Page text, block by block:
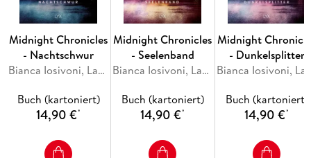
Midnight Chronicles
- Nachtschwur
Bianca Iosivoni, Laura Kneidl
Buch (kartoniert)
14,90 €*
Midnight Chronicles
- Seelenband
Bianca Iosivoni, Laura Kneidl
Buch (kartoniert)
14,90 €*
Midnight
- Dunkelsplitter
Buch (kartoniert)
14,90 €*